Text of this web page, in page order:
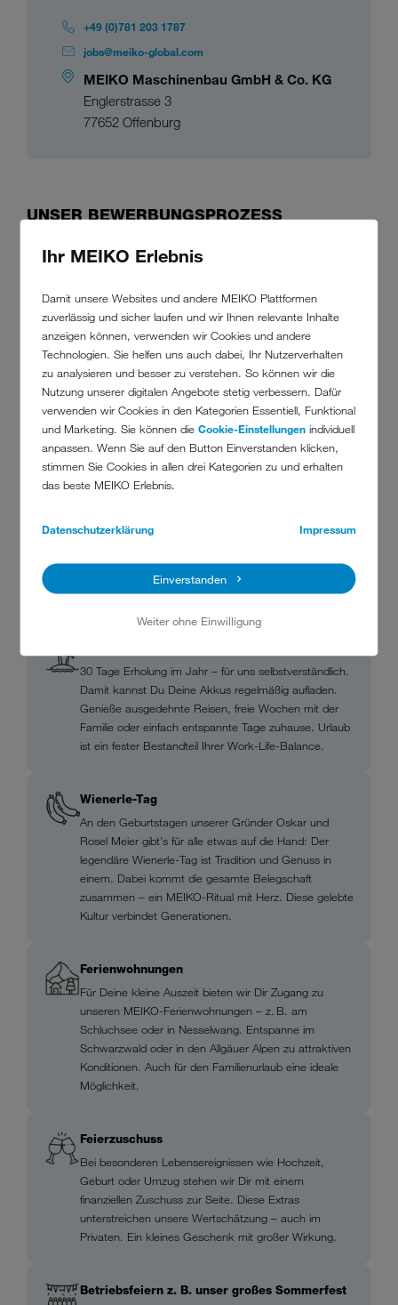
Ihr MEIKO Erlebnis
Damit unsere Websites und andere MEIKO Plattformen
zuverlässig und sicher laufen und wir Ihnen relevante Inhalte
anzeigen können, verwenden wir Cookies und andere
Technologien. Sie helfen uns auch dabei, Ihr Nutzerverhalten
zu analysieren und besser zu verstehen. So können wir die
Nutzung unserer digitalen Angebote stetig verbessern. Dafür
verwenden wir Cookies in den Kategorien Essentiell, Funktional
und Marketing. Sie können dieCookie-Einstellungen individuell
anpassen. Wenn Sie auf den Button Einverstanden klicken,
stimmen Sie Cookies in allen drei Kategorien zu und erhalten
das beste MEIKO Erlebnis.
Datenschutzerklärung Impressum
Einverstanden
Weiter ohne Einwilligung
+49 (0)781 203 1787
jobs@meiko-global.com
MEIKO Maschinenbau GmbH & Co. KG
Englerstrasse 3
77652 Offenburg
UNSER BEWERBUNGSPROZESS
VORSTELLUNGSGESPRÄCH BEI MEIKO
Im persönlichen Gespräch prüfen wir deine
Erfahrung und Motivation für eine Ausbildung
bzw. Ein duales Studium. Ebenso beantworten
UNSERE BENEFITS
30 Tage Erholung im Jahr – für uns selbstverständlich.
Damit kannst Du Deine Akkus regelmäßig aufladen.
Genieße ausgedehnte Reisen, freie Wochen mit der
Familie oder einfach entspannte Tage zuhause. Urlaub
ist ein fester Bestandteil Ihrer Work-Life-Balance.
Wienerle-Tag
An den Geburtstagen unserer Gründer Oskar und
Rosel Meier gibt’s für alle etwas auf die Hand: Der
legendäre Wienerle-Tag ist Tradition und Genuss in
einem. Dabei kommt die gesamte Belegschaft
zusammen – ein MEIKO-Ritual mit Herz. Diese gelebte
Kultur verbindet Generationen.
Ferienwohnungen
Für Deine kleine Auszeit bieten wir Dir Zugang zu
unseren MEIKO-Ferienwohnungen – z. B. am
Schluchsee oder in Nesselwang. Entspanne im
Schwarzwald oder in den Allgäuer Alpen zu attraktiven
Konditionen. Auch für den Familienurlaub eine ideale
Möglichkeit.
Feierzuschuss
Bei besonderen Lebensereignissen wie Hochzeit,
Geburt oder Umzug stehen wir Dir mit einem
finanziellen Zuschuss zur Seite. Diese Extras
unterstreichen unsere Wertschätzung – auch im
Privaten. Ein kleines Geschenk mit großer Wirkung.
Betriebsfeiern z. B. unser großes Sommerfest